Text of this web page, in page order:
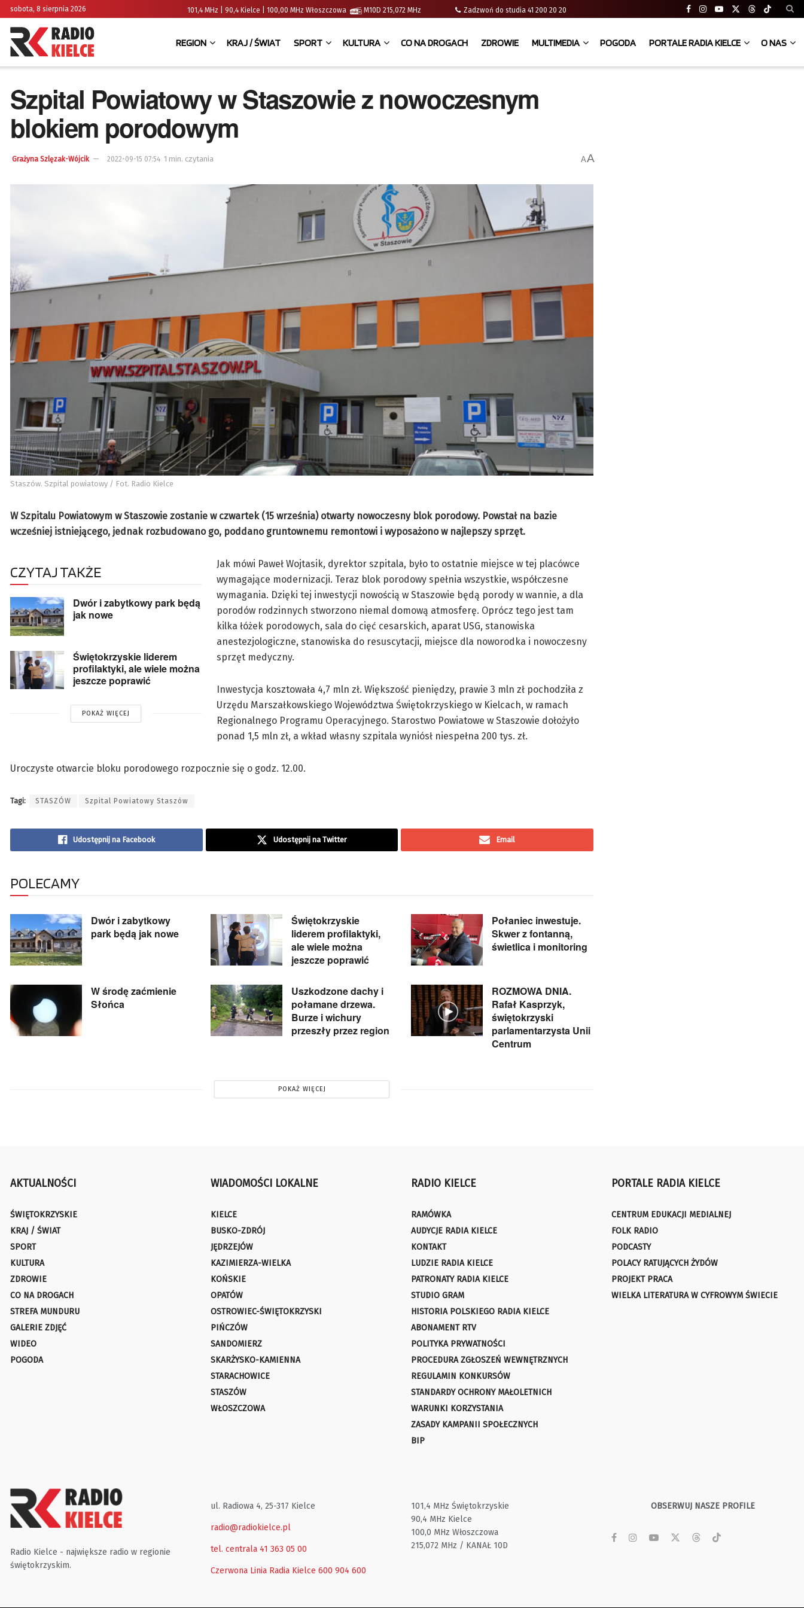
sobota, 8 sierpnia 2026 101,4 MHz | 90,4 Kielce | 100,00 MHz Włoszczowa M10D 215,072 MHz Zadzwoń do studia 41 200 20 20
REGION KRAJ / ŚWIAT SPORT KULTURA CO NA DROGACH ZDROWIE MULTIMEDIA POGODA PORTALE RADIA KIELCE O NAS
Szpital Powiatowy w Staszowie z nowoczesnym
blokiem porodowym
Grażyna Szlęzak-Wójcik 2022-09-15 07:54 1 min. czytania AA
Staszów. Szpital powiatowy / Fot. Radio Kielce
W Szpitalu Powiatowym w Staszowie zostanie w czwartek (15 września) otwarty nowoczesny blok porodowy. Powstał na bazie
wcześniej istniejącego, jednak rozbudowano go, poddano gruntownemu remontowi i wyposażono w najlepszy sprzęt.
CZYTAJ TAKŻE
Dwór i zabytkowy park będą
jak nowe
Świętokrzyskie liderem
profilaktyki, ale wiele można
jeszcze poprawić
POKAŻ WIĘCEJ
Jak mówi Paweł Wojtasik, dyrektor szpitala, było to ostatnie miejsce w tej placówce
wymagające modernizacji. Teraz blok porodowy spełnia wszystkie, współczesne
wymagania. Dzięki tej inwestycji nowością w Staszowie będą porody w wannie, a dla
porodów rodzinnych stworzono niemal domową atmosferę. Oprócz tego jest tam
kilka łóżek porodowych, sala do cięć cesarskich, aparat USG, stanowiska
anestezjologiczne, stanowiska do resuscytacji, miejsce dla noworodka i nowoczesny
sprzęt medyczny.
Inwestycja kosztowała 4,7 mln zł. Większość pieniędzy, prawie 3 mln zł pochodziła z
Urzędu Marszałkowskiego Województwa Świętokrzyskiego w Kielcach, w ramach
Regionalnego Programu Operacyjnego. Starostwo Powiatowe w Staszowie dołożyło
ponad 1,5 mln zł, a wkład własny szpitala wyniósł niespełna 200 tys. zł.
Uroczyste otwarcie bloku porodowego rozpocznie się o godz. 12.00.
Tagi: STASZÓW Szpital Powiatowy Staszów
Udostępnij na Facebook Udostępnij na Twitter Email
POLECAMY
Dwór i zabytkowy
park będą jak nowe
Świętokrzyskie
liderem profilaktyki,
ale wiele można
jeszcze poprawić
Połaniec inwestuje.
Skwer z fontanną,
świetlica i monitoring
W środę zaćmienie
Słońca
Uszkodzone dachy i
połamane drzewa.
Burze i wichury
przeszły przez region
ROZMOWA DNIA.
Rafał Kasprzyk,
świętokrzyski
parlamentarzysta Unii
Centrum
POKAŻ WIĘCEJ
AKTUALNOŚCI
ŚWIĘTOKRZYSKIE
KRAJ / ŚWIAT
SPORT
KULTURA
ZDROWIE
CO NA DROGACH
STREFA MUNDURU
GALERIE ZDJĘĆ
WIDEO
POGODA
WIADOMOŚCI LOKALNE
KIELCE
BUSKO-ZDRÓJ
JĘDRZEJÓW
KAZIMIERZA-WIELKA
KOŃSKIE
OPATÓW
OSTROWIEC-ŚWIĘTOKRZYSKI
PIŃCZÓW
SANDOMIERZ
SKARŻYSKO-KAMIENNA
STARACHOWICE
STASZÓW
WŁOSZCZOWA
RADIO KIELCE
RAMÓWKA
AUDYCJE RADIA KIELCE
KONTAKT
LUDZIE RADIA KIELCE
PATRONATY RADIA KIELCE
STUDIO GRAM
HISTORIA POLSKIEGO RADIA KIELCE
ABONAMENT RTV
POLITYKA PRYWATNOŚCI
PROCEDURA ZGŁOSZEŃ WEWNĘTRZNYCH
REGULAMIN KONKURSÓW
STANDARDY OCHRONY MAŁOLETNICH
WARUNKI KORZYSTANIA
ZASADY KAMPANII SPOŁECZNYCH
BIP
PORTALE RADIA KIELCE
CENTRUM EDUKACJI MEDIALNEJ
FOLK RADIO
PODCASTY
POLACY RATUJĄCYCH ŻYDÓW
PROJEKT PRACA
WIELKA LITERATURA W CYFROWYM ŚWIECIE
Radio Kielce - największe radio w regionie
świętokrzyskim.
ul. Radiowa 4, 25-317 Kielce
radio@radiokielce.pl
tel. centrala 41 363 05 00
Czerwona Linia Radia Kielce 600 904 600
101,4 MHz Świętokrzyskie
90,4 MHz Kielce
100,0 MHz Włoszczowa
215,072 MHz / KANAŁ 10D
OBSERWUJ NASZE PROFILE